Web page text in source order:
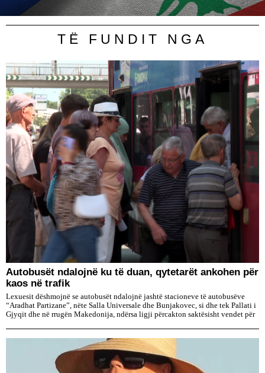
TË FUNDIT NGA
Autobusët ndalojnë ku të duan, qytetarët ankohen për
kaos në trafik
Lexuesit dëshmojnë se autobusët ndalojnë jashtë stacioneve të autobusëve
“Aradhat Partizane”, nëte Salla Universale dhe Bunjakovec, si dhe tek Pallati i
Gjyqit dhe në rrugën Makedonija, ndërsa ligji përcakton saktësisht vendet për